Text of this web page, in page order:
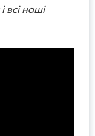
всі наші